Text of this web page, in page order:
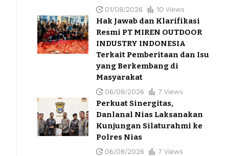
01/08/2026 10 Views
Hak Jawab dan Klarifikasi
Resmi PT MIREN OUTDOOR
INDUSTRY INDONESIA
Terkait Pemberitaan dan Isu
yang Berkembang di
Masyarakat
06/08/2026 7 Views
Perkuat Sinergitas,
Danlanal Nias Laksanakan
Kunjungan Silaturahmi ke
Polres Nias
06/08/2026 7 Views